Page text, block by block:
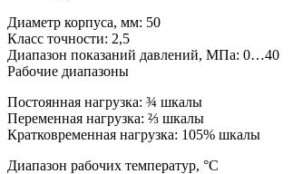
Диаметр корпуса, мм: 50
Класс точности: 2,5
Диапазон показаний давлений, МПа: 0…40
Рабочие диапазоны
Постоянная нагрузка: ¾ шкалы
Переменная нагрузка: ⅔ шкалы
Кратковременная нагрузка: 105% шкалы
Диапазон рабочих температур, °C